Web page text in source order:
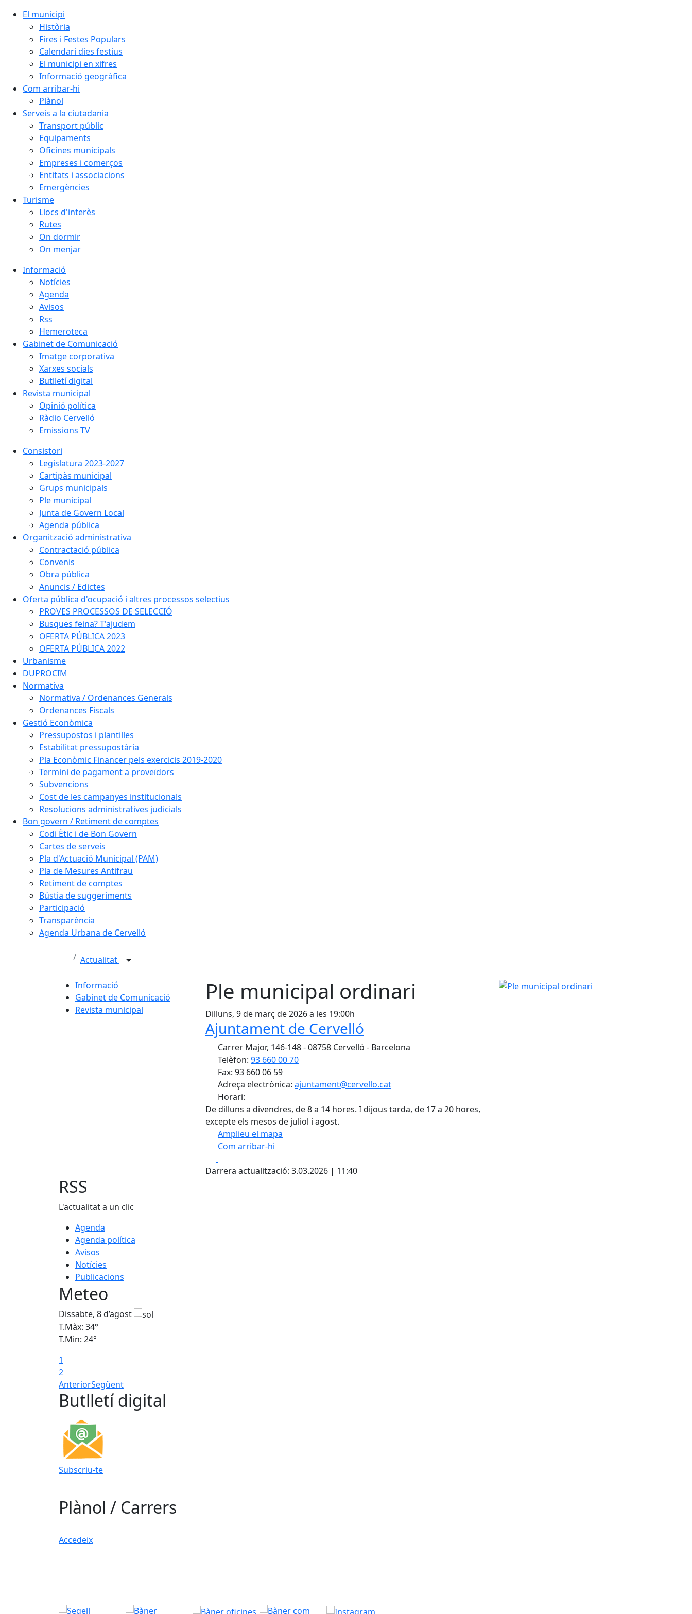
El municipi
Història
Fires i Festes Populars
Calendari dies festius
El municipi en xifres
Informació geogràfica
Com arribar-hi
Plànol
Serveis a la ciutadania
Transport públic
Equipaments
Oficines municipals
Empreses i comerços
Entitats i associacions
Emergències
Turisme
Llocs d'interès
Rutes
On dormir
On menjar
Informació
Notícies
Agenda
Avisos
Rss
Hemeroteca
Gabinet de Comunicació
Imatge corporativa
Xarxes socials
Butlletí digital
Revista municipal
Opinió política
Ràdio Cervelló
Emissions TV
Consistori
Legislatura 2023-2027
Cartipàs municipal
Grups municipals
Ple municipal
Junta de Govern Local
Agenda pública
Organització administrativa
Contractació pública
Convenis
Obra pública
Anuncis / Edictes
Oferta pública d'ocupació i altres processos selectius
PROVES PROCESSOS DE SELECCIÓ
Busques feina? T'ajudem
OFERTA PÚBLICA 2023
OFERTA PÚBLICA 2022
Urbanisme
DUPROCIM
Normativa
Normativa / Ordenances Generals
Ordenances Fiscals
Gestió Econòmica
Pressupostos i plantilles
Estabilitat pressupostària
Pla Econòmic Financer pels exercicis 2019-2020
Termini de pagament a proveïdors
Subvencions
Cost de les campanyes institucionals
Resolucions administratives judicials
Bon govern / Retiment de comptes
Codi Ètic i de Bon Govern
Cartes de serveis
Pla d'Actuació Municipal (PAM)
Pla de Mesures Antifrau
Retiment de comptes
Bústia de suggeriments
Participació
Transparència
Agenda Urbana de Cervelló
Actualitat
Informació
Gabinet de Comunicació
Revista municipal
Ple municipal ordinari
Dilluns, 9 de març de 2026 a les 19:00h
Ajuntament de Cervelló
Carrer Major, 146-148 - 08758 Cervelló - Barcelona
Telèfon: 93 660 00 70
Fax: 93 660 06 59
Adreça electrònica: ajuntament@cervello.cat
Horari:
De dilluns a divendres, de 8 a 14 hores. I dijous tarda, de 17 a 20 hores,
excepte els mesos de juliol i agost.
Amplieu el mapa
Com arribar-hi
+
Darrera actualització: 3.03.2026 | 11:40
Ple municipal ordinari
RSS
L'actualitat a un clic
Agenda
Agenda política
Avisos
Notícies
Publicacions
Meteo
Dissabte, 8 d’agost
T.Màx: 34°
T.Min: 24°
1
2
AnteriorSegüent
Butlletí digital
Subscriu-te
Plànol / Carrers
Accedeix